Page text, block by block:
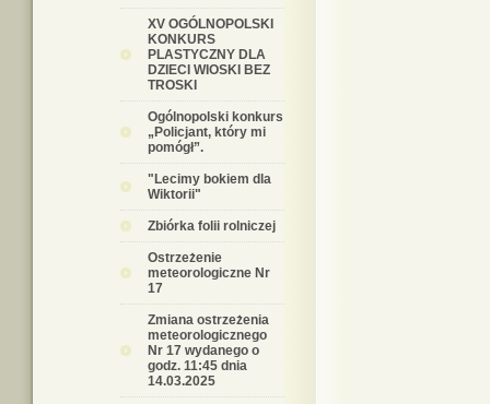
XV OGÓLNOPOLSKI
KONKURS
PLASTYCZNY DLA
DZIECI WIOSKI BEZ
TROSKI
Ogólnopolski konkurs
„Policjant, który mi
pomógł”.
"Lecimy bokiem dla
Wiktorii"
Zbiórka folii rolniczej
Ostrzeżenie
meteorologiczne Nr
17
Zmiana ostrzeżenia
meteorologicznego
Nr 17 wydanego o
godz. 11:45 dnia
14.03.2025